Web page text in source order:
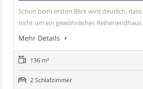
Schon beim ersten Blick wird deutlich, dass
nicht um ein gewöhnliches Reihenendhaus
Mehr Details
136 m²
2 Schlafzimmer